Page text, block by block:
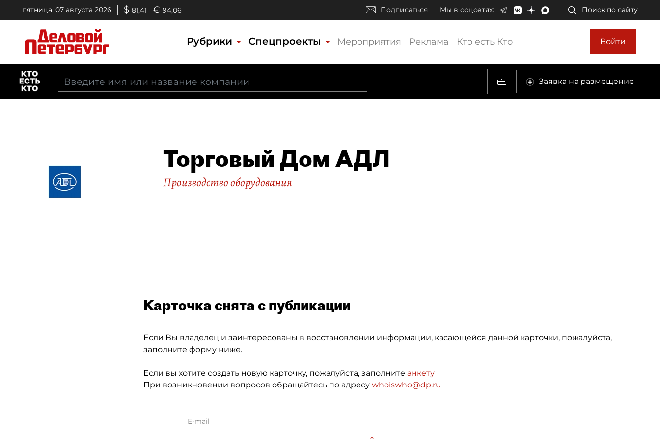
пятница, 07 августа 2026 $ 81,41 € 94,06 Подписаться Мы в соцсетях: Поиск по сайту
Рубрики Спецпроекты Мероприятия Реклама Кто есть Кто Войти
Заявка на размещение
Торговый Дом АДЛ
Производство оборудования
Карточка снята с публикации
Если Вы владелец и заинтересованы в восстановлении информации, касающейся данной карточки, пожалуйста,
заполните форму ниже.
Если вы хотите создать новую карточку, пожалуйста, заполните анкету
При возникновении вопросов обращайтесь по адресу whoiswho@dp.ru
E-mail